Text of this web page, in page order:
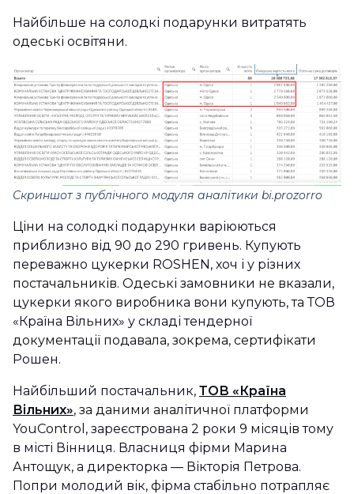
Найбільше на солодкі подарунки витратять
одеські освітяни.
Скриншот з публічного модуля аналітики bi.prozorro
Ціни на солодкі подарунки варіюються
приблизно від 90 до 290 гривень. Купують
переважно цукерки ROSHEN, хоч і у різних
постачальників. Одеські замовники не вказали,
цукерки якого виробника вони купують, та ТОВ
«Країна Вільних» у складі тендерної
документації подавала, зокрема, сертифікати
Рошен.
Найбільший постачальник, ТОВ «Країна
Вільних», за даними аналітичної платформи
YouControl, зареєстрована 2 роки 9 місяців тому
в місті Вінниця. Власниця фірми Марина
Антощук, а директорка — Вікторія Петрова.
Попри молодий вік, фірма стабільно потрапляє